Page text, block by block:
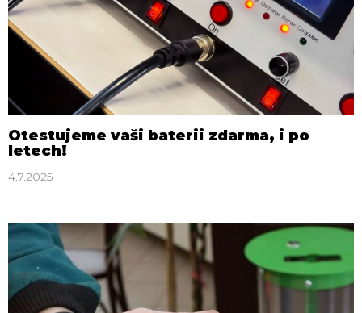
Otestujeme vaši baterii zdarma, i po
letech!
4.7.2025